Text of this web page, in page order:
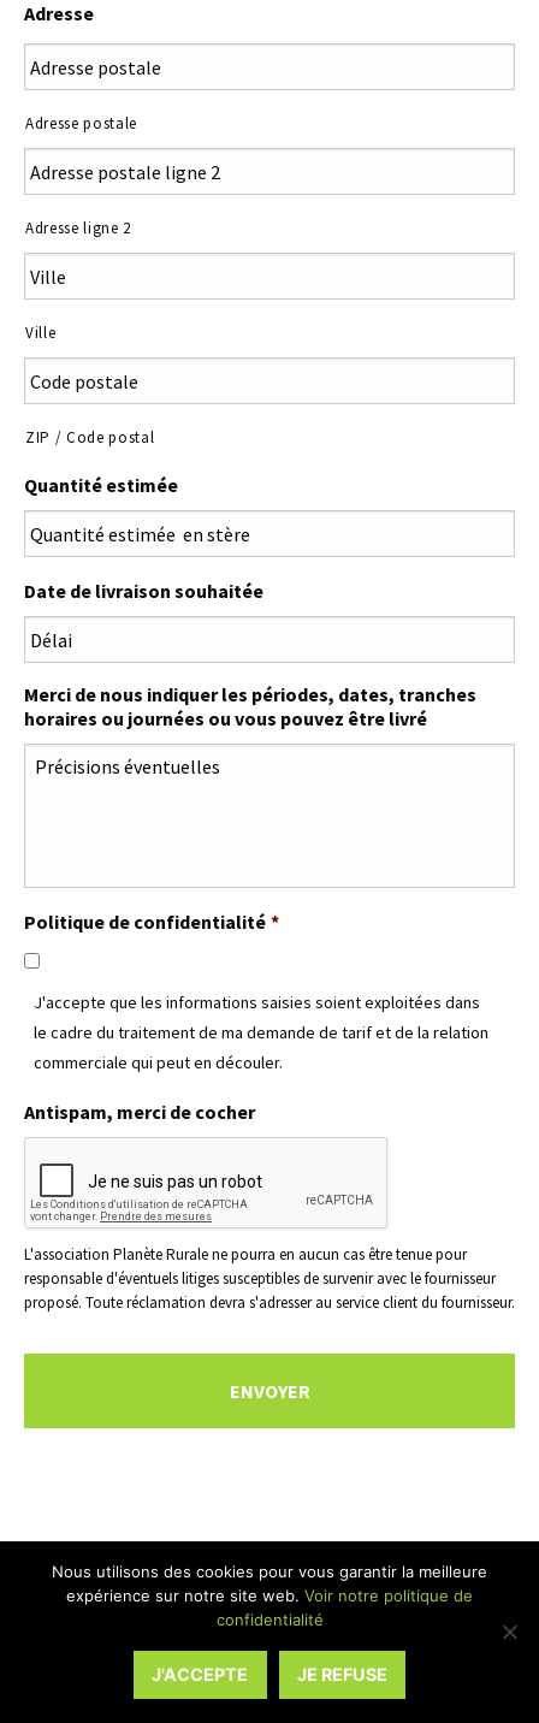
Adresse
Adresse postale
Adresse ligne 2
Ville
ZIP / Code postal
Quantité estimée
Date de livraison souhaitée
Merci de nous indiquer les périodes, dates, tranches
horaires ou journées ou vous pouvez être livré
Politique de confidentialité *
J'accepte que les informations saisies soient exploitées dans
le cadre du traitement de ma demande de tarif et de la relation
commerciale qui peut en découler.
Antispam, merci de cocher
L'association Planète Rurale ne pourra en aucun cas être tenue pour
responsable d'éventuels litiges susceptibles de survenir avec le fournisseur
proposé. Toute réclamation devra s'adresser au service client du fournisseur.
ACCUEIL
PLAN DU SITE
MENTIONS LÉGALES
Nous utilisons des cookies pour vous garantir la meilleure
expérience sur notre site web. Voir notre politique de
confidentialité
J'ACCEPTE JE REFUSE